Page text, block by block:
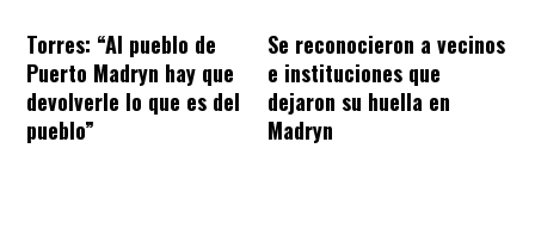
Torres: “Al pueblo de
Puerto Madryn hay que
devolverle lo que es del
pueblo”
Se reconocieron a vecinos
e instituciones que
dejaron su huella en
Madryn